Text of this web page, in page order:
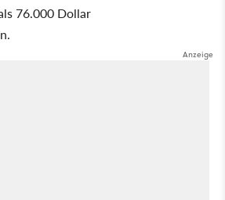
76.000 Dollar